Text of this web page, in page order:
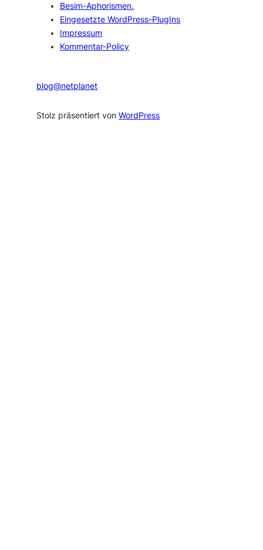
Besim-Aphorismen.
Eingesetzte WordPress-PlugIns
Impressum
Kommentar-Policy
blog@netplanet
Stolz präsentiert vonWordPress